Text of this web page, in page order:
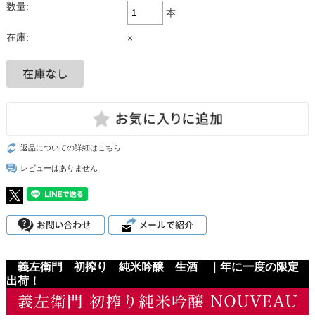
数量:
本
在庫: ×
返品についての詳細はこちら
レビューはありません
義左衛門 初搾り 純米吟醸 生酒 ｜年に一度の限定
出荷！